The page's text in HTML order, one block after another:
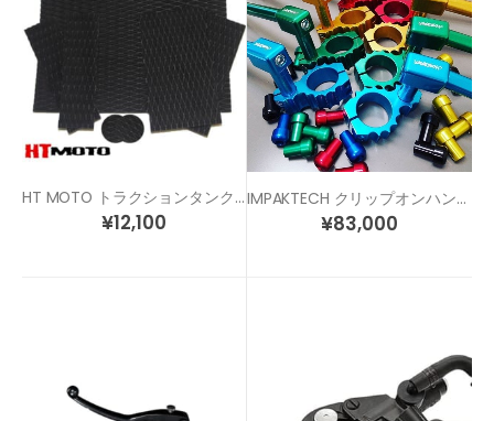
HT MOTO トラクションタンクパッド (40cm x 50cm)
¥12,100
IMPAKTECH クリップオンハンドル
¥83,000